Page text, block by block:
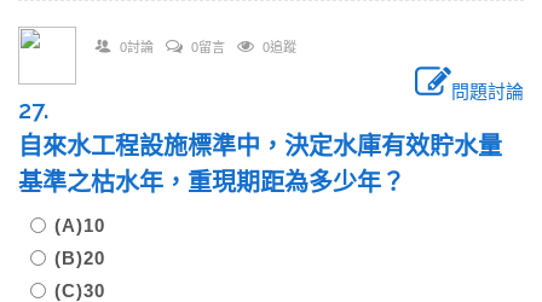
0討論 0留言 0追蹤
問題討論
27.
自來水工程設施標準中，決定水庫有效貯水量
基準之枯水年，重現期距為多少年？
(A)10
(B)20
(C)30